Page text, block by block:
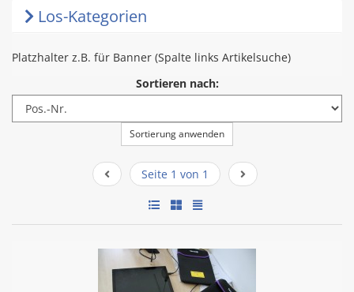
Los-Kategorien
Platzhalter z.B. für Banner (Spalte links Artikelsuche)
Sortieren nach:
Sortierung anwenden
Seite 1 von 1